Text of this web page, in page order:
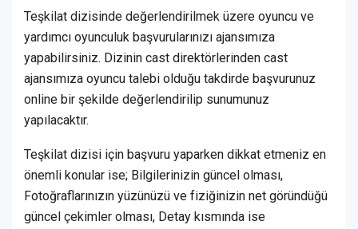
Teşkilat dizisinde değerlendirilmek üzere oyuncu ve
yardımcı oyunculuk başvurularınızı ajansımıza
yapabilirsiniz. Dizinin cast direktörlerinden cast
ajansımıza oyuncu talebi olduğu takdirde başvurunuz
online bir şekilde değerlendirilip sunumunuz
yapılacaktır.
Teşkilat dizisi için başvuru yaparken dikkat etmeniz en
önemli konular ise; Bilgilerinizin güncel olması,
Fotoğraflarınızın yüzünüzü ve fiziğinizin net göründüğü
güncel çekimler olması, Detay kısmında ise